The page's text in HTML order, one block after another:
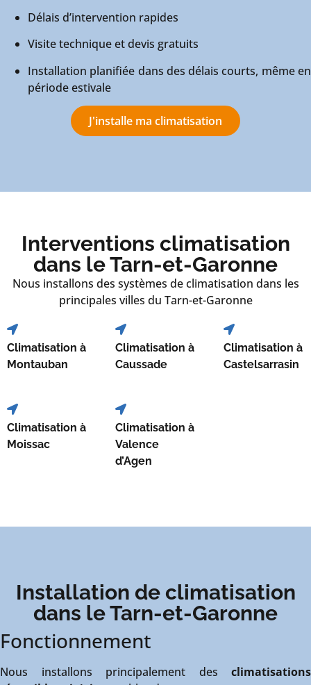
Délais d’intervention rapides
Visite technique et devis gratuits
Installation planifiée dans des délais courts, même en
période estivale
J'installe ma climatisation
Interventions climatisation
dans le Tarn-et-Garonne
Nous installons des systèmes de climatisation dans les
principales villes du Tarn-et-Garonne
Climatisation à
Montauban
Climatisation à
Caussade
Climatisation à
Castelsarrasin
Climatisation à
Moissac
Climatisation à
Valence
d’Agen
Installation de climatisation
dans le Tarn-et-Garonne
Fonctionnement
Nous installons principalement des climatisations